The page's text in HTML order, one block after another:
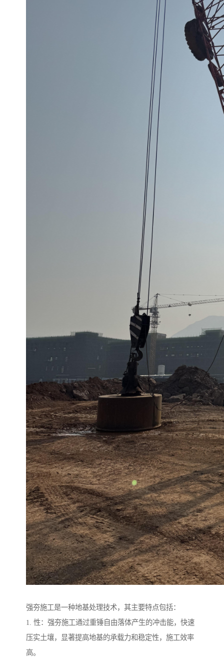
强夯施工是一种地基处理技术，其主要特点包括：
1. 性：强夯施工通过重锤自由落体产生的冲击能，快速
压实土壤，显著提高地基的承载力和稳定性，施工效率
高。